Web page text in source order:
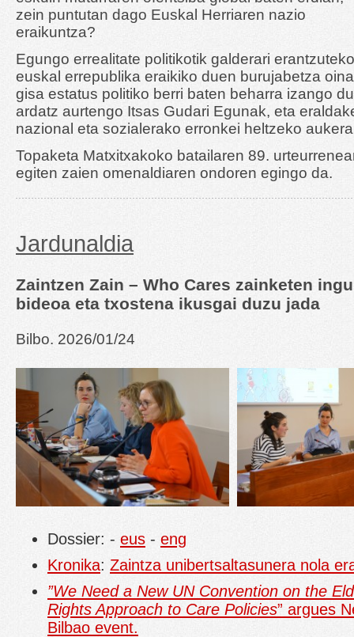
zein puntutan dago Euskal Herriaren nazio
eraikuntza?
Egungo errealitate politikotik galderari
euskal errepublika eraikiko duen burujabetza
gisa estatus politiko berri baten beharra izango du
ardatz aurtengo Itsas Gudari Egunak, eta
nazional eta sozialerako erronkei heltzeko
Topaketa Matxitxakoko batailaren 89.
egiten zaien omenaldiaren ondoren egingo da.
Jardunaldia
Zaintzen Zain – Who Cares zainketen
bideoa eta txostena ikusgai duzu jada
Bilbo. 2026/01/24
Dossier: - eus - eng
Kronika: Zaintza unibertsaltasunera nola
”We Need a New UN Convention on the
Rights Approach to Care Policies” argues
Bilbao event.